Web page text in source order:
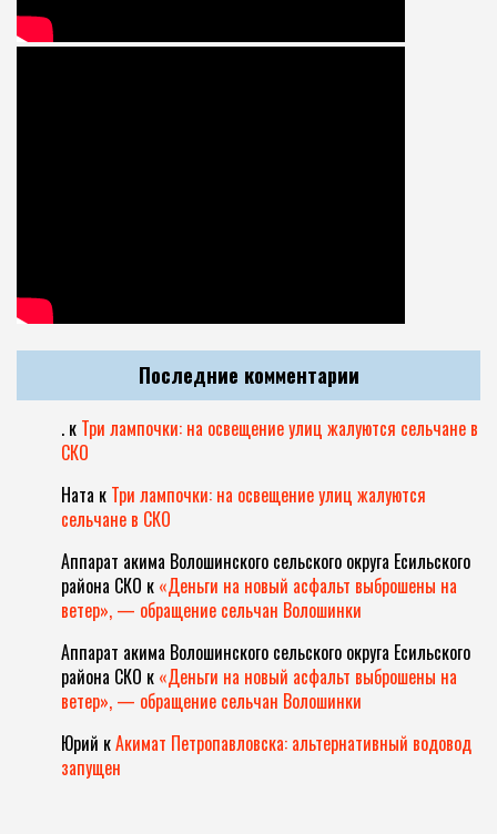
Последние комментарии
. к Три лампочки: на освещение улиц жалуются сельчане в
СКО
Ната к Три лампочки: на освещение улиц жалуются
сельчане в СКО
Аппарат акима Волошинского сельского округа Есильского
района СКО к «Деньги на новый асфальт выброшены на
ветер», — обращение сельчан Волошинки
Аппарат акима Волошинского сельского округа Есильского
района СКО к «Деньги на новый асфальт выброшены на
ветер», — обращение сельчан Волошинки
Юрий кАкимат Петропавловска: альтернативный водовод
запущен